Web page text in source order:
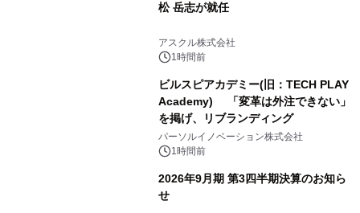
松 岳志が就任
アスクル株式会社
1時間前
ビルスピアカデミー(旧：TECH PLAY
Academy) 「変革は外注できない」
を掲げ、リブランディング
パーソルイノベーション株式会社
1時間前
2026年9月期 第3四半期決算のお知ら
せ